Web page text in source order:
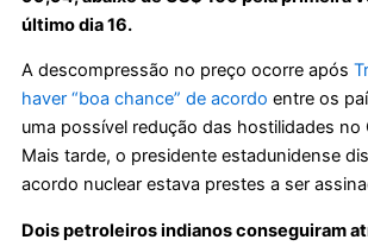
último dia 16.
A descompressão no preço ocorre após
haver “boa chance” de acordo entre os
uma possível redução das hostilidades no
Mais tarde, o presidente estadunidense
acordo nuclear estava prestes a ser
Dois petroleiros indianos conseguiram